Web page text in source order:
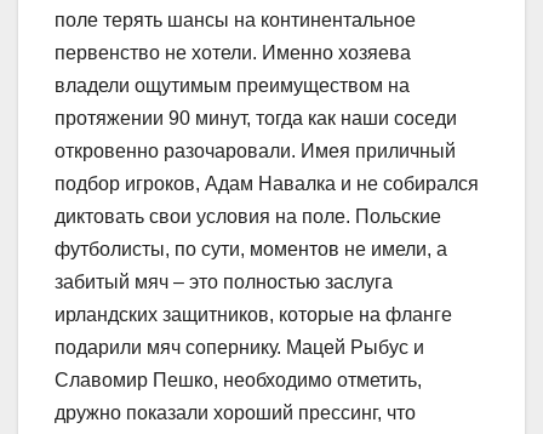
поле терять шансы на континентальное
первенство не хотели. Именно хозяева
владели ощутимым преимуществом на
протяжении 90 минут, тогда как наши соседи
откровенно разочаровали. Имея приличный
подбор игроков, Адам Навалка и не собирался
диктовать свои условия на поле. Польские
футболисты, по сути, моментов не имели, а
забитый мяч – это полностью заслуга
ирландских защитников, которые на фланге
подарили мяч сопернику. Мацей Рыбус и
Славомир Пешко, необходимо отметить,
дружно показали хороший прессинг, что